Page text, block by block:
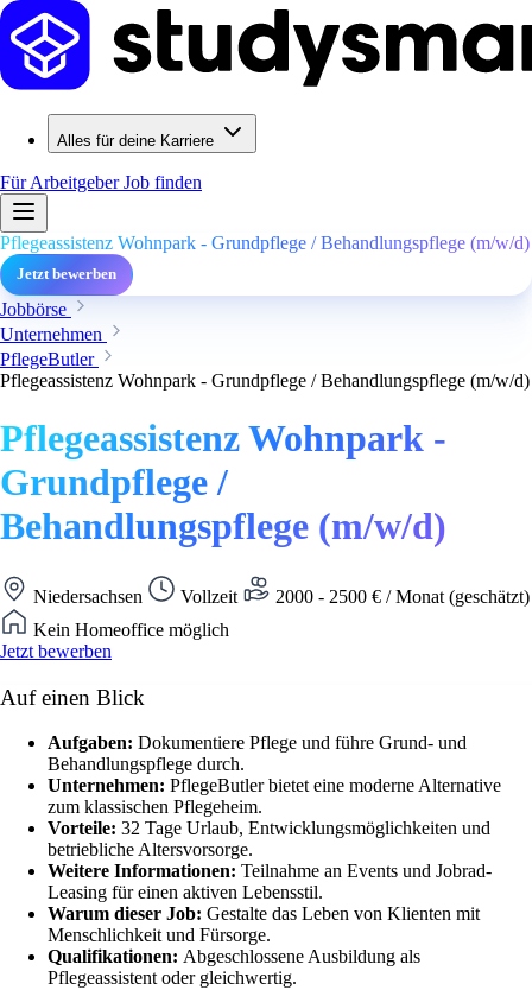
Alles für deine Karriere
Für ArbeitgeberJob finden
Pflegeassistenz Wohnpark - Grundpflege / Behandlungspflege (m/w/d)
Jetzt bewerben
Jobbörse
Unternehmen
PflegeButler
Pflegeassistenz Wohnpark - Grundpflege / Behandlungspflege (m/w/d)
Pflegeassistenz Wohnpark -
Grundpflege /
Behandlungspflege (m/w/d)
Niedersachsen Vollzeit
2000 - 2500 € / Monat (geschätzt)
Kein Homeoffice möglich
Jetzt bewerben
Auf einen Blick
Aufgaben: Dokumentiere Pflege und führe Grund- und
Behandlungspflege durch.
Unternehmen: PflegeButler bietet eine moderne Alternative
zum klassischen Pflegeheim.
Vorteile: 32 Tage Urlaub, Entwicklungsmöglichkeiten und
betriebliche Altersvorsorge.
Weitere Informationen: Teilnahme an Events und Jobrad-
Leasing für einen aktiven Lebensstil.
Warum dieser Job: Gestalte das Leben von Klienten mit
Menschlichkeit und Fürsorge.
Qualifikationen: Abgeschlossene Ausbildung als
Pflegeassistent oder gleichwertig.